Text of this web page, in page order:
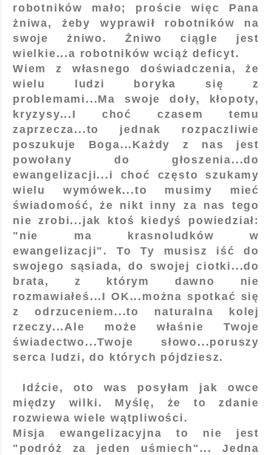
robotników mało; proście więc Pana
żniwa, żeby wyprawił robotników na
swoje żniwo. Żniwo ciągle jest
wielkie...a robotników wciąż deficyt.
Wiem z własnego doświadczenia, że
wielu ludzi boryka się z
problemami...Ma swoje doły, kłopoty,
kryzysy...I choć czasem temu
zaprzecza...to jednak rozpaczliwie
poszukuje Boga...Każdy z nas jest
powołany do głoszenia...do
ewangelizacji...i choć często szukamy
wielu wymówek...to musimy mieć
świadomość, że nikt inny za nas tego
nie zrobi...jak ktoś kiedyś powiedział:
"nie ma krasnoludków w
ewangelizacji". To Ty musisz iść do
swojego sąsiada, do swojej ciotki...do
brata, z którym dawno nie
rozmawiałeś...I OK...można spotkać się
z odrzuceniem...to naturalna kolej
rzeczy...Ale może właśnie Twoje
świadectwo...Twoje słowo...poruszy
serca ludzi, do których pójdziesz.
Idźcie, oto was posyłam jak owce
między wilki. Myślę, że to zdanie
rozwiewa wiele wątpliwości.
Misja ewangelizacyjna to nie jest
"podróż za jeden uśmiech"... Jedna